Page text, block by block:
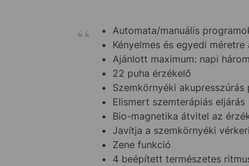
Automata/manuális
Kényelmes és egyedi méretre
Ajánlott maximum: napi
22 puha érzékelő
Szemkörnyéki
Elismert szemterápiás eljárás
Bio-magnetika átvitel az
Javítja a szemkörnyéki
Zene funkció
4 beépített természetes